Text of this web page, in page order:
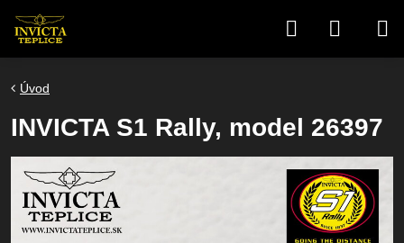
Úvod
INVICTA S1 Rally, model 26397